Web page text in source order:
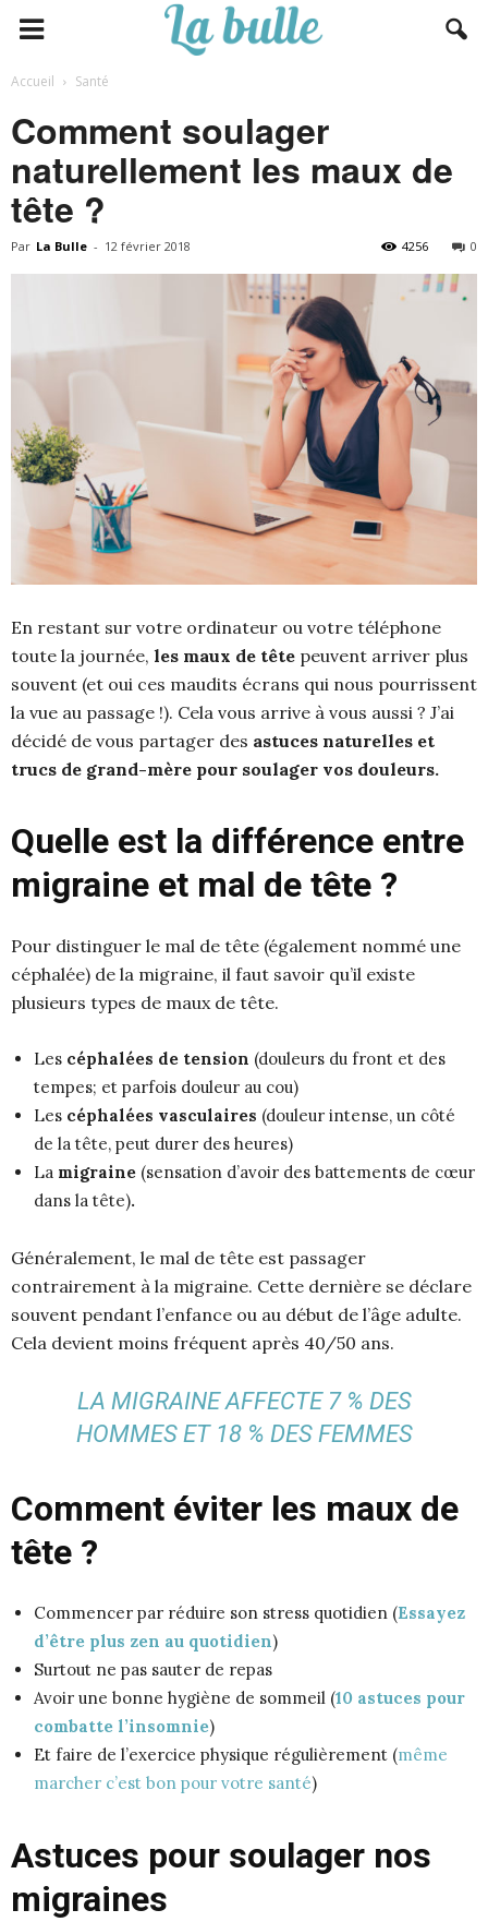
Accueil Santé
Comment soulager
naturellement les maux de
tête ?
Par La Bulle - 12 février 2018 0
4256
En restant sur votre ordinateur ou votre téléphone
toute la journée, les maux de tête peuvent arriver plus
souvent (et oui ces maudits écrans qui nous pourrissent
la vue au passage !). Cela vous arrive à vous aussi ? J’ai
décidé de vous partager des astuces naturelles et
trucs de grand-mère pour soulager vos douleurs.
Quelle est la différence entre
migraine et mal de tête ?
Pour distinguer le mal de tête (également nommé une
céphalée) de la migraine, il faut savoir qu’il existe
plusieurs types de maux de tête.
Les céphalées de tension (douleurs du front et des
tempes; et parfois douleur au cou)
Les céphalées vasculaires (douleur intense, un côté
de la tête, peut durer des heures)
La migraine (sensation d’avoir des battements de cœur
dans la tête).
Généralement, le mal de tête est passager
contrairement à la migraine. Cette dernière se déclare
souvent pendant l’enfance ou au début de l’âge adulte.
Cela devient moins fréquent après 40/50 ans.
LA MIGRAINE AFFECTE 7 % DES
HOMMES ET 18 % DES FEMMES
Comment éviter les maux de
tête ?
Commencer par réduire son stress quotidien (Essayez
d’être plus zen au quotidien)
Surtout ne pas sauter de repas
Avoir une bonne hygiène de sommeil (10 astuces pour
combatte l’insomnie)
Et faire de l’exercice physique régulièrement (même
marcher c’est bon pour votre santé)
Astuces pour soulager nos
migraines